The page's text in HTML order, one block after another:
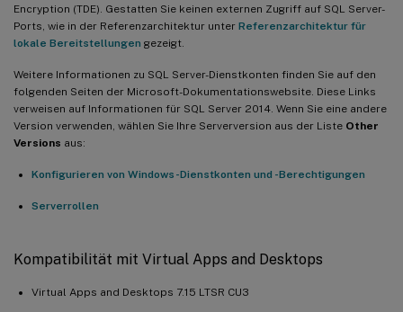
Encryption (TDE). Gestatten Sie keinen externen Zugriff auf SQL Server-
Ports, wie in der Referenzarchitektur unter Referenzarchitektur für
lokale Bereitstellungen gezeigt.
Weitere Informationen zu SQL Server-Dienstkonten finden Sie auf den
folgenden Seiten der Microsoft-Dokumentationswebsite. Diese Links
verweisen auf Informationen für SQL Server 2014. Wenn Sie eine andere
Version verwenden, wählen Sie Ihre Serverversion aus der Liste Other
Versions aus:
Konfigurieren von Windows-Dienstkonten und -Berechtigungen
Serverrollen
Kompatibilität mit Virtual Apps and Desktops
Virtual Apps and Desktops 7.15 LTSR CU3